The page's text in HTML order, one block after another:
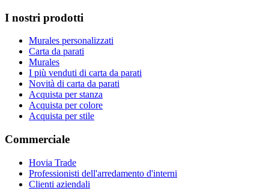
I nostri prodotti
Murales personalizzati
Carta da parati
Murales
I più venduti di carta da parati
Novità di carta da parati
Acquista per stanza
Acquista per colore
Acquista per stile
Commerciale
Hovia Trade
Professionisti dell'arredamento d'interni
Clienti aziendali